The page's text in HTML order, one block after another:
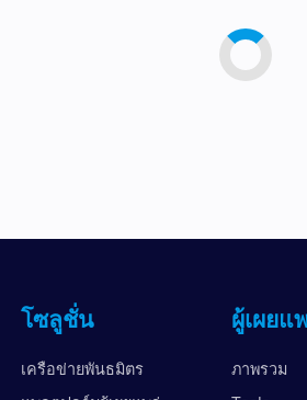
โซลูชั่น
เครือข่ายพันธมิตร
ผู้เผยแ
ภาพรวม